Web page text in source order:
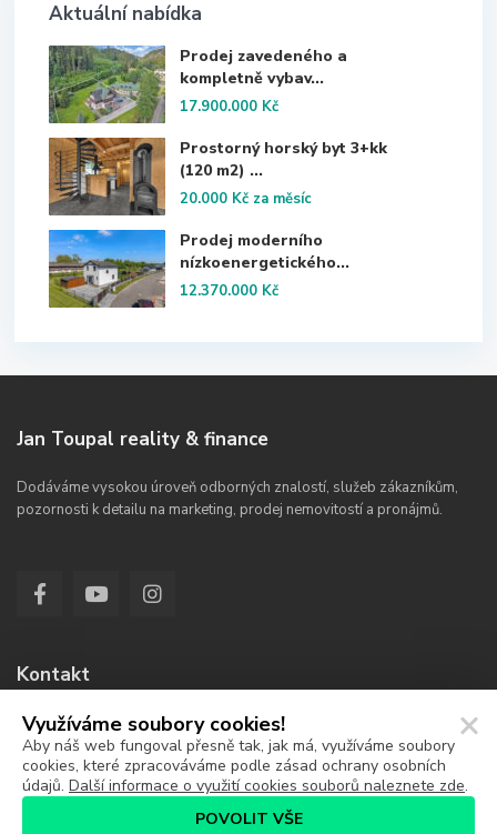
Aktuální nabídka
Prodej zavedeného a
kompletně vybav...
17.900.000 Kč
Prostorný horský byt 3+kk
(120 m2) ...
20.000 Kč za měsíc
Prodej moderního
nízkoenergetického...
12.370.000 Kč
Jan Toupal reality & finance
Dodáváme vysokou úroveň odborných znalostí, služeb zákazníkům,
pozornosti k detailu na marketing, prodej nemovitostí a pronájmů.
Kontakt
Jana Koziny 336/4a, Hradec Králové 50003
774 224 479
jan@jantoupal.cz
Využíváme soubory cookies!
Aby náš web fungoval přesně tak, jak má, využíváme soubory
cookies, které zpracováváme podle zásad ochrany osobních
údajů. Další informace o využití cookies souborů naleznete zde.
POVOLIT VŠE